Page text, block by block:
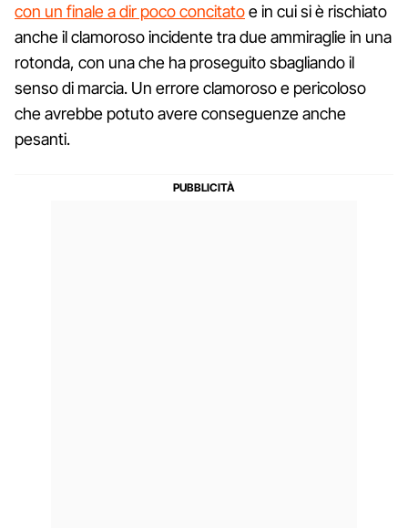
con un finale a dir poco concitatoe in cui si è rischiato
anche il clamoroso incidente tra due ammiraglie in una
rotonda, con una che ha proseguito sbagliando il
senso di marcia. Un errore clamoroso e pericoloso
che avrebbe potuto avere conseguenze anche
pesanti.